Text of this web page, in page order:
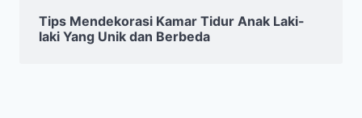
Tips Mendekorasi Kamar Tidur Anak Laki-
laki Yang Unik dan Berbeda